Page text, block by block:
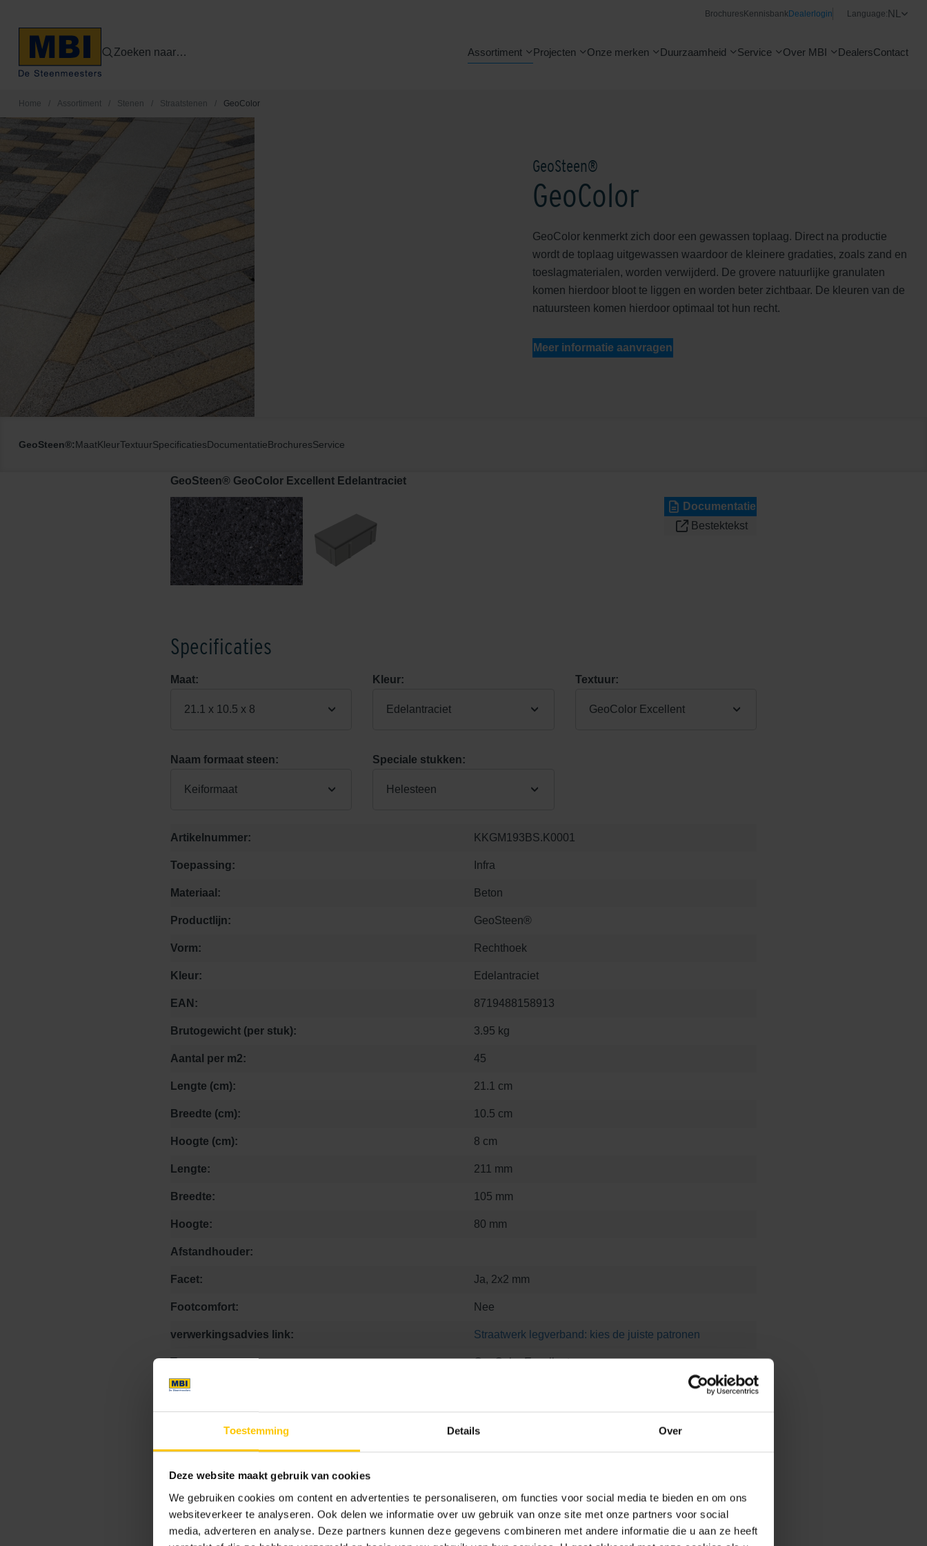
Toestemming Details Over
Deze website maakt gebruik van cookies
We gebruiken cookies om content en advertenties te personaliseren, om functies voor social media te bieden en om ons
websiteverkeer te analyseren. Ook delen we informatie over uw gebruik van onze site met onze partners voor social
media, adverteren en analyse. Deze partners kunnen deze gegevens combineren met andere informatie die u aan ze heeft
Brochures KennisbankDealerlogin Language:NL
Zoeken naar… Assortiment Projecten Onze merken Duurzaamheid Service Over MBI DealersContact
Home / Assortiment / Stenen / Straatstenen / GeoColor
GeoSteen®
GeoColor
GeoColor kenmerkt zich door een gewassen toplaag. Direct na productie
wordt de toplaag uitgewassen waardoor de kleinere gradaties, zoals zand en
toeslagmaterialen, worden verwijderd. De grovere natuurlijke granulaten
komen hierdoor bloot te liggen en worden beter zichtbaar. De kleuren van de
natuursteen komen hierdoor optimaal tot hun recht.
Meer informatie aanvragen
GeoSteen®:MaatKleurTextuurSpecificatiesDocumentatieBrochuresService
GeoSteen® GeoColor Excellent Edelantraciet
Documentatie
Bestektekst
Specificaties
Maat:
21.1 x 10.5 x 8
Kleur:
Edelantraciet
Textuur:
GeoColor Excellent
Naam formaat steen:
Keiformaat
Speciale stukken:
Helesteen
Artikelnummer: KKGM193BS.K0001
Toepassing: Infra
Materiaal: Beton
Productlijn: GeoSteen®
Vorm: Rechthoek
Kleur: Edelantraciet
EAN: 8719488158913
Brutogewicht (per stuk): 3.95 kg
Aantal per m2: 45
Lengte (cm): 21.1 cm
Breedte (cm): 10.5 cm
Hoogte (cm): 8 cm
Lengte: 211 mm
Breedte: 105 mm
Hoogte: 80 mm
Afstandhouder:
Facet: Ja, 2x2 mm
Footcomfort: Nee
verwerkingsadvies link: Straatwerk legverband: kies de juiste patronen
Textuur: GeoColor Excellent
Naam formaat steen:
Kleurcode: